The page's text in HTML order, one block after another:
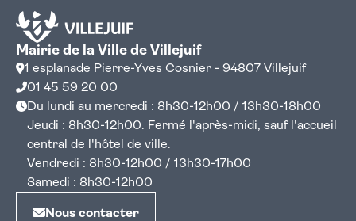
Mairie de la Ville de Villejuif
1 esplanade Pierre-Yves Cosnier - 94807 Villejuif
01 45 59 20 00
Du lundi au mercredi : 8h30-12h00 / 13h30-18h00
Jeudi : 8h30-12h00. Fermé l'après-midi, sauf l'accueil
central de l'hôtel de ville.
Vendredi : 8h30-12h00 / 13h30-17h00
Samedi : 8h30-12h00
Nous contacter